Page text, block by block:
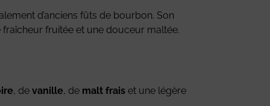
d’anciens fûts de bourbon. Son
fruitée et une douceur maltée.
, de vanille, de malt frais et une légère